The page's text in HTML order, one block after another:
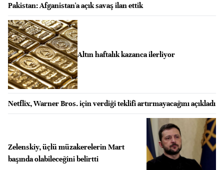
Pakistan: Afganistan'a açık savaş ilan ettik
Altın haftalık kazanca ilerliyor
Netflix, Warner Bros. için verdiği teklifi artırmayacağını açıkladı
Zelenskiy, üçlü müzakerelerin Mart
başında olabileceğini belirtti